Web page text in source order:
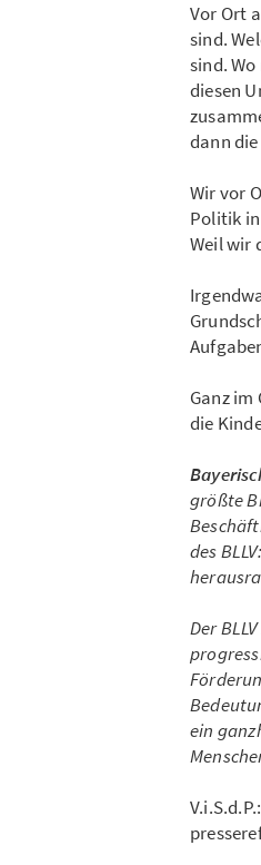
Vor Ort
sind.
sind.
diesen
dann
Wir vor
Politik
Weil wir
Ganz im
die
größte
des
Der
ein